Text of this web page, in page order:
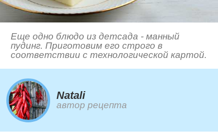
Еще одно блюдо из детсада - манный
пудинг. Приготовим его строго в
соответствии с технологической картой.
Natali
автор рецепта